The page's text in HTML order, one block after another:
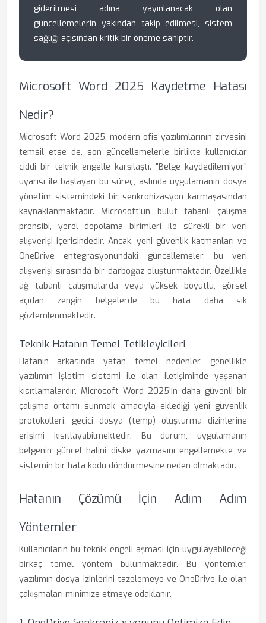
giderilmesi adına yayınlanacak olan
güncellemelerin yakından takip edilmesi, sistem
sağlığı açısından kritik bir öneme sahiptir.
Microsoft Word 2025 Kaydetme Hatası
Nedir?
Microsoft Word 2025, modern ofis yazılımlarının zirvesini
temsil etse de, son güncellemelerle birlikte kullanıcılar
ciddi bir teknik engelle karşılaştı. "Belge kaydedilemiyor"
uyarısı ile başlayan bu süreç, aslında uygulamanın dosya
yönetim sistemindeki bir senkronizasyon karmaşasından
kaynaklanmaktadır. Microsoft'un bulut tabanlı çalışma
prensibi, yerel depolama birimleri ile sürekli bir veri
alışverişi içerisindedir. Ancak, yeni güvenlik katmanları ve
OneDrive entegrasyonundaki güncellemeler, bu veri
alışverişi sırasında bir darboğaz oluşturmaktadır. Özellikle
ağ tabanlı çalışmalarda veya yüksek boyutlu, görsel
açıdan zengin belgelerde bu hata daha sık
gözlemlenmektedir.
Teknik Hatanın Temel Tetikleyicileri
Hatanın arkasında yatan temel nedenler, genellikle
yazılımın işletim sistemi ile olan iletişiminde yaşanan
kısıtlamalardır. Microsoft Word 2025'in daha güvenli bir
çalışma ortamı sunmak amacıyla eklediği yeni güvenlik
protokolleri, geçici dosya (temp) oluşturma dizinlerine
erişimi kısıtlayabilmektedir. Bu durum, uygulamanın
belgenin güncel halini diske yazmasını engellemekte ve
sistemin bir hata kodu döndürmesine neden olmaktadır.
Hatanın Çözümü İçin Adım Adım
Yöntemler
Kullanıcıların bu teknik engeli aşması için uygulayabileceği
birkaç temel yöntem bulunmaktadır. Bu yöntemler,
yazılımın dosya izinlerini tazelemeye ve OneDrive ile olan
çakışmaları minimize etmeye odaklanır.